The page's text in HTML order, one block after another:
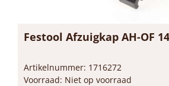
Festool Afzuigkap AH-OF
Artikelnummer: 1716272
Voorraad: Niet op voorraad